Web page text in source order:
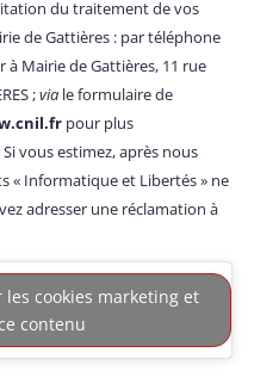
du traitement de vos
de Gattières : par téléphone
à Mairie de Gattières, 11 rue
;via le formulaire de
pour plus
vous estimez, après nous
« Informatique et Libertés » ne
adresser une réclamation à
cookies marketing et
contenu